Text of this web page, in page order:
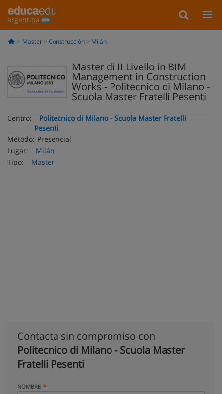
argentina
Master Construcción Milán
Master di II Livello in BIM
Management in Construction
Works - Politecnico di Milano -
Scuola Master Fratelli Pesenti
Centro:
Politecnico di Milano - Scuola Master Fratelli
Pesenti
Método: Presencial
Lugar:
Milán
Tipo:
Master
Contacta sin compromiso con
Politecnico di Milano - Scuola Master
Fratelli Pesenti
NOMBRE